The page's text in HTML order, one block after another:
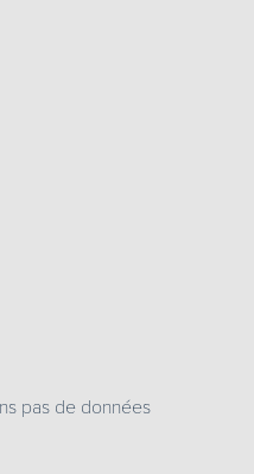
pas de données